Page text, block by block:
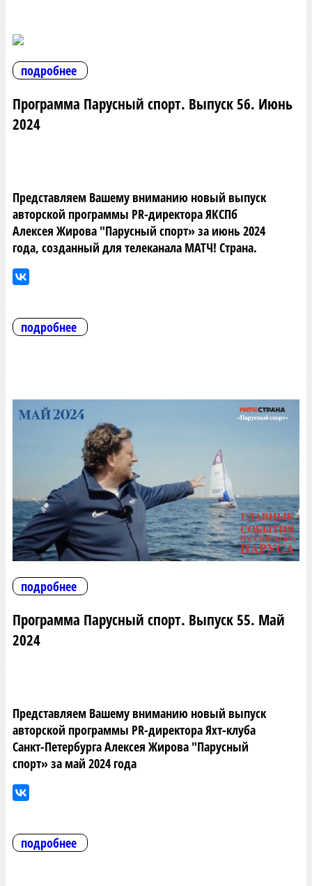
подробнее
Программа Парусный спорт. Выпуск 56. Июнь
2024
Представляем Вашему вниманию новый выпуск
авторской программы PR-директора ЯКСПб
Алексея Жирова "Парусный спорт» за июнь 2024
года, созданный для телеканала МАТЧ! Страна.
подробнее
подробнее
Программа Парусный спорт. Выпуск 55. Май
2024
Представляем Вашему вниманию новый выпуск
авторской программы PR-директора Яхт-клуба
Санкт-Петербурга Алексея Жирова "Парусный
спорт» за май 2024 года
подробнее